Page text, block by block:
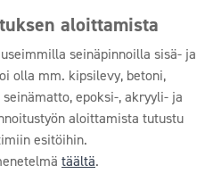
aloittamista
seinäpinnoilla sisä- ja
olla mm. kipsilevy, betoni,
epoksi-, akryyli- ja
aloittamista tutustu
esitöihin.
täältä.